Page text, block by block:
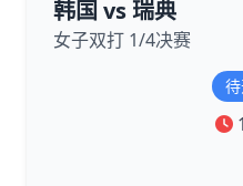
韩国 vs 瑞典
女子双打 1/4决赛